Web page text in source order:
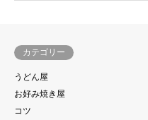
カテゴリー
うどん屋
お好み焼き屋
コツ